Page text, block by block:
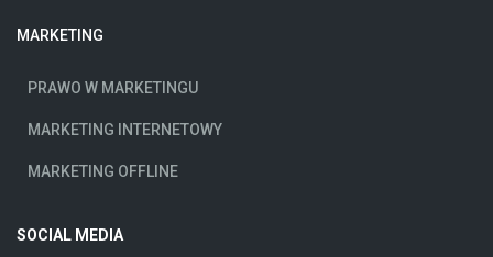
MARKETING
PRAWO W MARKETINGU
MARKETING INTERNETOWY
MARKETING OFFLINE
SOCIAL MEDIA